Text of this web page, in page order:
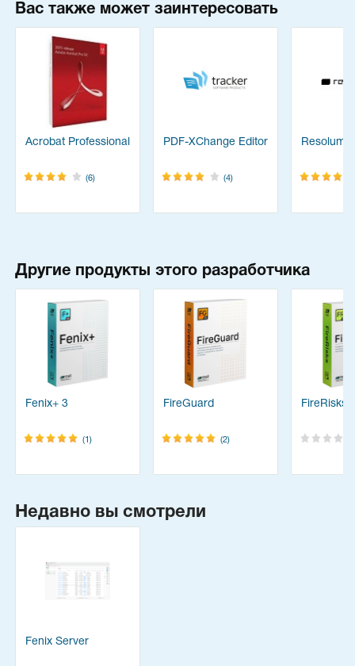
Вас также может заинтересовать
Acrobat Professional
(6)
PDF-XChange Editor
(4)
Resolume
Другие продукты этого разработчика
Fenix+ 3
(1)
FireGuard
(2)
FireRisks
Недавно вы смотрели
Fenix Server